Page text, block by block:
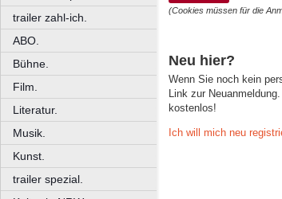
trailer zahl-ich.
ABO.
Bühne.
Film.
Literatur.
Musik.
Kunst.
trailer spezial.
(Cookies müssen für die
Neu hier?
Wenn Sie noch kein
Link zur
kostenlos!
Ich will mich neu